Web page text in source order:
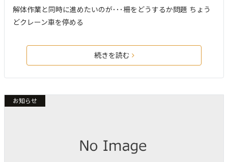
解体作業と同時に進めたいのが･･･柵をどうするか問題 ちょう
どクレーン車を停める
続きを読む
お知らせ